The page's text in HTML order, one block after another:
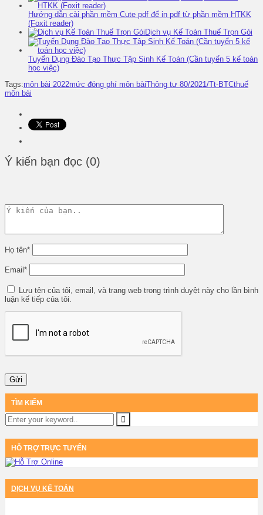
Hướng dẫn cài phần mềm Cute pdf để in pdf từ phần mềm HTKK
(Foxit reader)
Dịch vụ Kế Toán Thuế Trọn Gói
Tuyển Dụng Đào Tạo Thực Tập Sinh Kế Toán (Cần tuyển 5 kế toán
học việc)
Tags:môn bài 2022mức đóng phí môn bàiThông tư 80/2021/Tt-BTCthuế
môn bài
Ý kiến bạn đọc (0)
Họ tên*
Email *
Lưu tên của tôi, email, và trang web trong trình duyệt này cho lần bình
luận kế tiếp của tôi.
TÌM KIẾM
HỖ TRỢ TRỰC TUYẾN
DỊCH VỤ KẾ TOÁN